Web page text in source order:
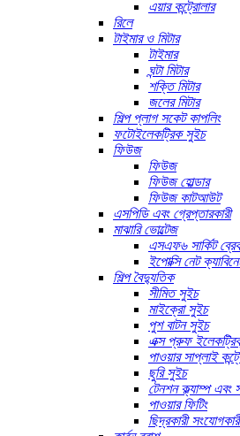
এয়ার কন্ট্রোলার
রিলে
টাইমার ও মিটার
টাইমার
ঘন্টা মিটার
শক্তি মিটার
জলের মিটার
শিল্প প্লাগ সকেট কাপলিং
ফটোইলেকট্রিক সুইচ
ফিউজ
ফিউজ
ফিউজ হোল্ডার
ফিউজ কাটআউট
এসপিডি এবং গ্রেপ্তারকারী
মাঝারি ভোল্টেজ
এসএফ৬ সার্কিট
ইপোক্সি নেট
শিল্প বৈদ্যুতিক
সীমিত সুইচ
মাইক্রো সুইচ
পুশ বাটন সুইচ
এক্স প্রুফ
পাওয়ার সাপ্লাই
ছুরি সুইচ
টেনশন ক্ল্যাম্প এবং
পাওয়ার ফিটিং
ছিদ্রকারী